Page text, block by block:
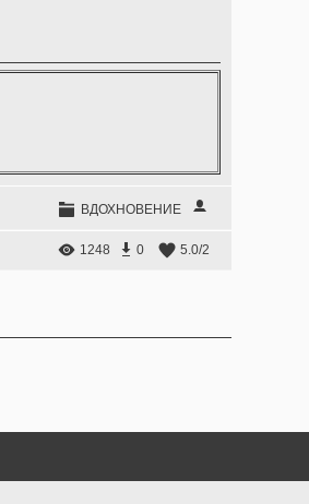
ВДОХНОВЕНИЕ
1248 0 5.0/2